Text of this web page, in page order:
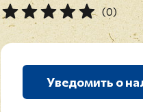
(0)
Уведомить о